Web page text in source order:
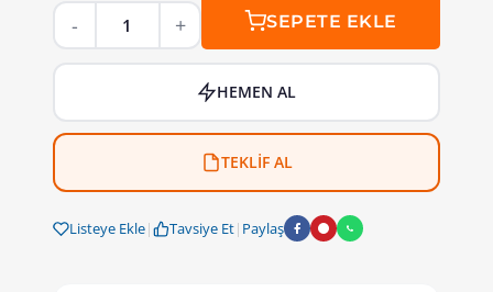
SEPETE EKLE
HEMEN AL
TEKLİF AL
Listeye Ekle| Tavsiye Et| Paylaş